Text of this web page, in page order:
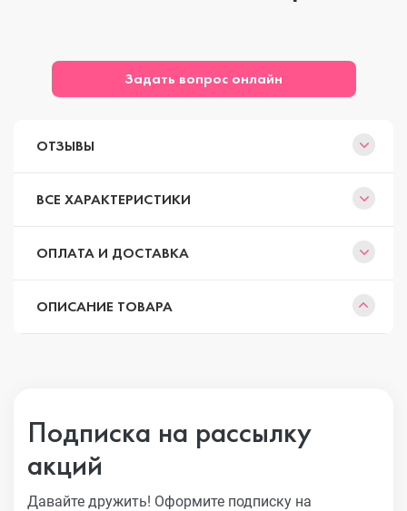
Задать вопрос онлайн
ОТЗЫВЫ
ВСЕ ХАРАКТЕРИСТИКИ
ОПЛАТА И ДОСТАВКА
ОПИСАНИЕ ТОВАРА
Подписка на рассылку
акций
Давайте дружить! Оформите подписку на